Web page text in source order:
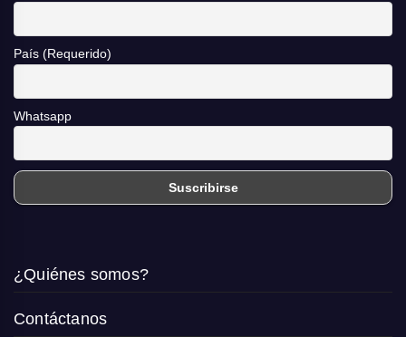
País (Requerido)
Whatsapp
¿Quiénes somos?
Contáctanos